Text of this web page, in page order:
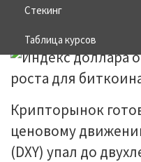
Стекинг
Таблица курсов
15.06.2025
Крипторынок
ценовому
(DXY) упал до